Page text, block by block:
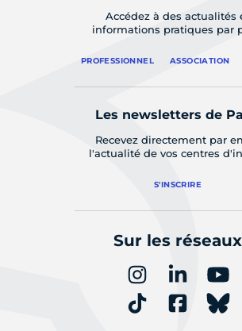
Accédez à des actualités
informations pratiques par
PROFESSIONNEL ASSOCIATION
Les newsletters de
Recevez directement par
l'actualité de vos centres
S'INSCRIRE
Sur les réseaux